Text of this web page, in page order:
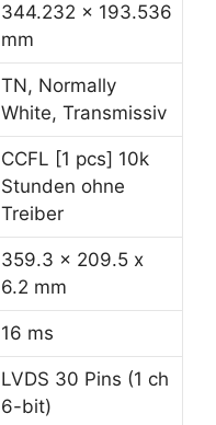
344.232 x 193.536
mm
TN, Normally
White, Transmissiv
CCFL [1 pcs] 10k
Stunden ohne
Treiber
359.3 x 209.5 x
6.2 mm
16 ms
LVDS 30 Pins (1 ch
6-bit)